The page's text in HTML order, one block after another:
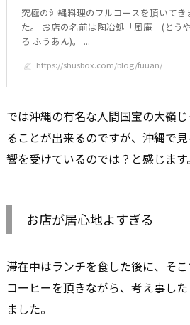
究極の沖縄料理のフルコースを頂いてき
た。 お店の名前は陶冶処「風庵」(とう
ろ ふうあん)。 ...
https://shusbox.com/blog/fuuan/
では沖縄の有名な人間国宝の大嶺
ることが出来るのですが、沖縄で
響を受けているのでは？と感じます。
お店が居心地よすぎる
滞在中はランチを食した後に、そ
コーヒーを頂きながら、考え事し
ました。